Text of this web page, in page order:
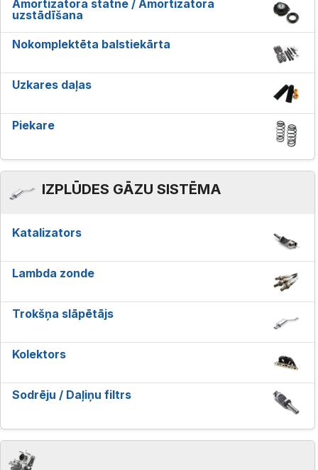
Amortizatora statne / Amortizatora
uzstādīšana
Nokomplektēta balstiekārta
Uzkares daļas
Piekare
IZPLŪDES GĀZU SISTĒMA
Katalizators
Lambda zonde
Trokšņa slāpētājs
Kolektors
Sodrēju / Daļiņu filtrs